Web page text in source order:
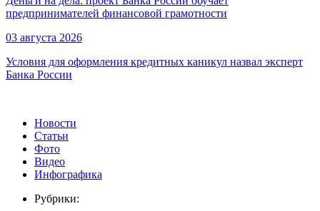
предпринимателей финансовой грамотности
03 августа 2026
Условия для оформления кредитных каникул назвал эксперт
Банка России
Новости
Статьи
Фото
Видео
Инфографика
Рубрики: